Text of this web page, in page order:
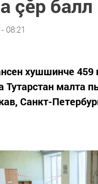
çӗр балл
08:21
хушшинче
Тутарстан малта
Санкт-